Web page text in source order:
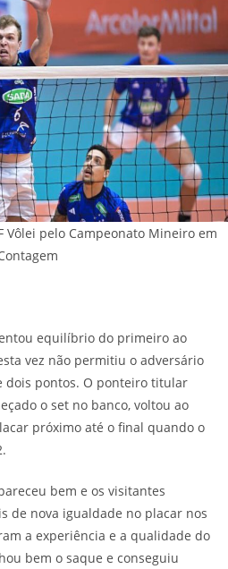
Vôlei pelo Campeonato Mineiro em
equilíbrio do primeiro ao
vez não permitiu o adversário
dois pontos. O ponteiro titular
o set no banco, voltou ao
próximo até o final quando o
bem e os visitantes
de nova igualdade no placar nos
a experiência e a qualidade do
bem o saque e conseguiu